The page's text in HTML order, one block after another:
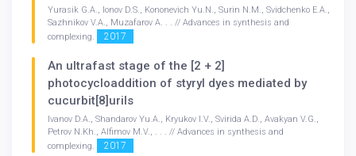
Yurasik G.A., Ionov D.S., Kononevich Yu.N., Surin N.M., Svidchenko E.A.,
Sazhnikov V.A., Muzafarov A. . . // Advances in synthesis and
complexing.
2017
An ultrafast stage of the [2 + 2]
photocycloaddition of styryl dyes mediated by
cucurbit[8]urils
Ivanov D.A., Shandarov Yu.A., Kryukov I.V., Svirida A.D., Avakyan V.G.,
Petrov N.Kh., Alfimov M.V., . . . // Advances in synthesis and
complexing.
2017